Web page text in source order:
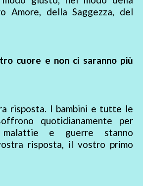
Amore, della Saggezza, del
cuore e non ci saranno più
risposta. I bambini e tutte le
quotidianamente per
e guerre stanno
risposta, il vostro primo